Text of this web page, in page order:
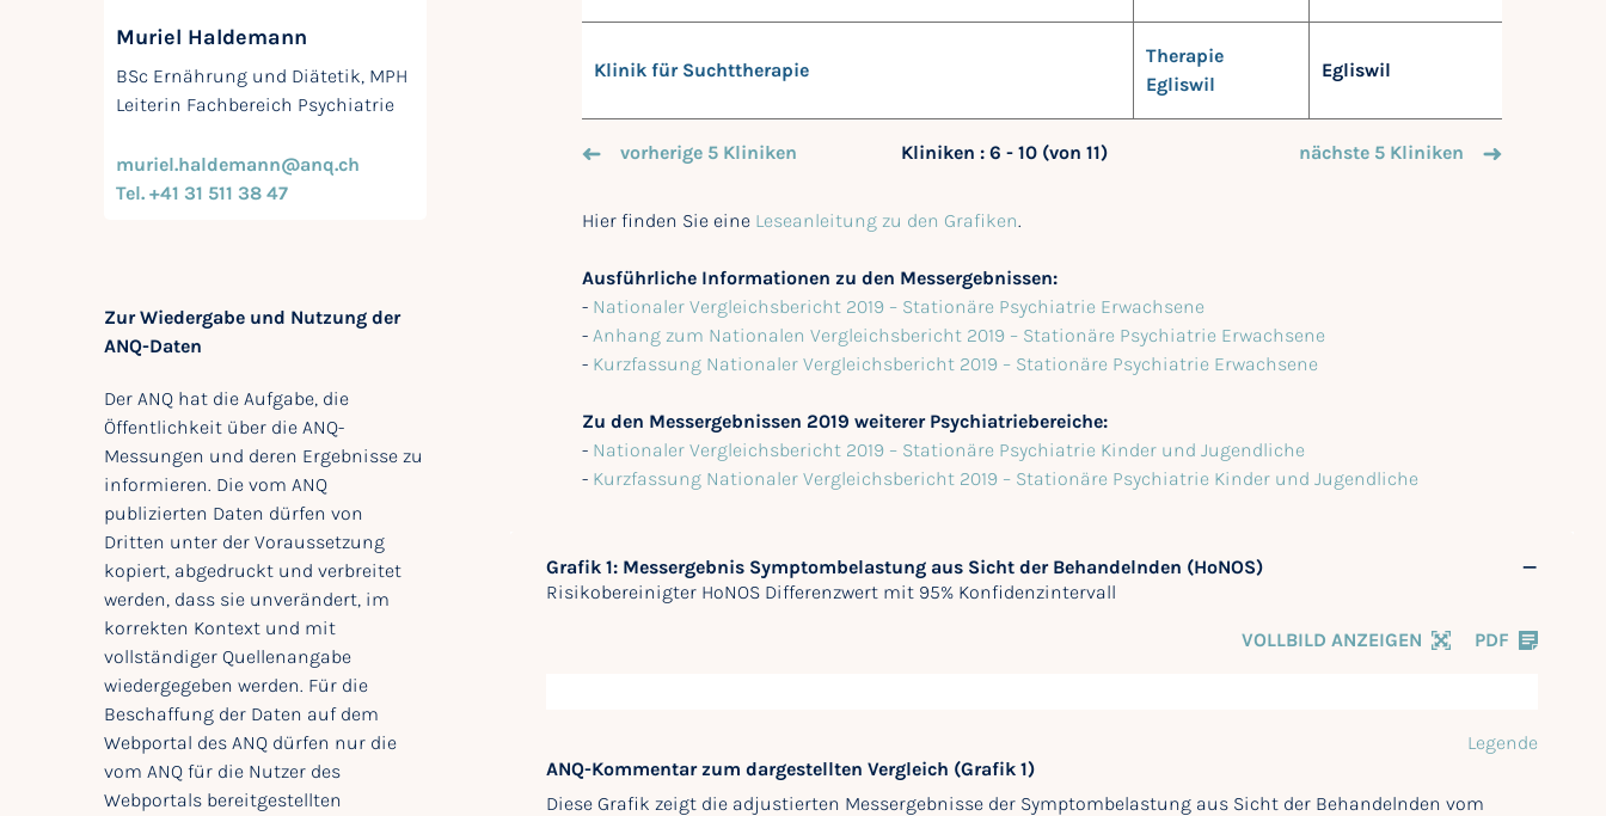
Muriel Haldemann
BSc Ernährung und Diätetik, MPH
Leiterin Fachbereich Psychiatrie
muriel.haldemann@anq.ch
Tel. +41 31 511 38 47
Zur Wiedergabe und Nutzung der
ANQ-Daten
Der ANQ hat die Aufgabe, die
Öffentlichkeit über die ANQ-
Messungen und deren Ergebnisse zu
informieren. Die vom ANQ
publizierten Daten dürfen von
Dritten unter der Voraussetzung
kopiert, abgedruckt und verbreitet
werden, dass sie unverändert, im
korrekten Kontext und mit
vollständiger Quellenangabe
wiedergegeben werden. Für die
Beschaffung der Daten auf dem
Webportal des ANQ dürfen nur die
vom ANQ für die Nutzer des
Webportals bereitgestellten
Klinik für Suchttherapie
Therapie
Egliswil
Egliswil
vorherige 5 Kliniken Kliniken : 6 - 10 (von 11) nächste 5 Kliniken
Hier finden Sie eine Leseanleitung zu den Grafiken.
Ausführliche Informationen zu den Messergebnissen:
- Nationaler Vergleichsbericht 2019 – Stationäre Psychiatrie Erwachsene
- Anhang zum Nationalen Vergleichsbericht 2019 – Stationäre Psychiatrie Erwachsene
- Kurzfassung Nationaler Vergleichsbericht 2019 – Stationäre Psychiatrie Erwachsene
Zu den Messergebnissen 2019 weiterer Psychiatriebereiche:
- Nationaler Vergleichsbericht 2019 – Stationäre Psychiatrie Kinder und Jugendliche
- Kurzfassung Nationaler Vergleichsbericht 2019 – Stationäre Psychiatrie Kinder und Jugendliche
Grafik 1: Messergebnis Symptombelastung aus Sicht der Behandelnden (HoNOS)
Risikobereinigter HoNOS Differenzwert mit 95% Konfidenzintervall
VOLLBILD ANZEIGEN PDF
Legende
ANQ-Kommentar zum dargestellten Vergleich (Grafik 1)
Diese Grafik zeigt die adjustierten Messergebnisse der Symptombelastung aus Sicht der Behandelnden vom